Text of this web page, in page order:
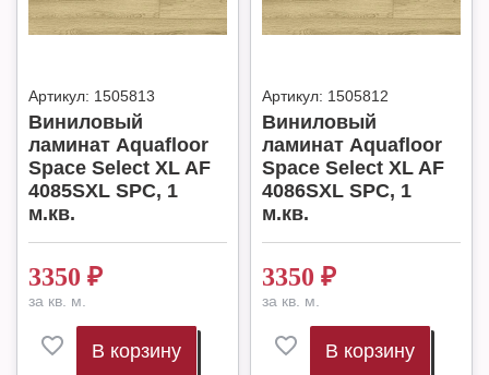
Артикул: 1505813
Виниловый
ламинат Aquafloor
Space Select XL AF
4085SXL SPC, 1
м.кв.
3350 ₽
за кв. м.
В корзину
Артикул: 1505812
Виниловый
ламинат Aquafloor
Space Select XL AF
4086SXL SPC, 1
м.кв.
3350 ₽
за кв. м.
В корзину